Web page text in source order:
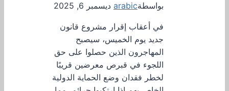
بواسطةarabic ديسمبر 6, 2025
في أعقاب إقرار مشروع قانون
جديد يوم الخميس، سيصبح
المهاجرون الذين حصلوا على حق
اللجوء في قبرص معرضين قريبًا
لخطر فقدان وضع الحماية الدولية